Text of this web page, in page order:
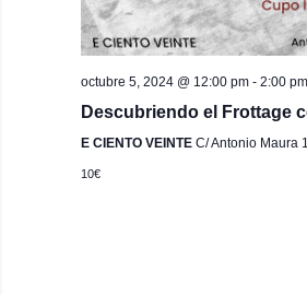
octubre 5, 2024 @ 12:00 pm- 2:00 pm
Descubriendo el Frottage
E CIENTO VEINTE C/ Antonio Maura
10€